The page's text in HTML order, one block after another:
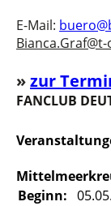
E-Mail:
»zur
FANCLUB
Beginn: